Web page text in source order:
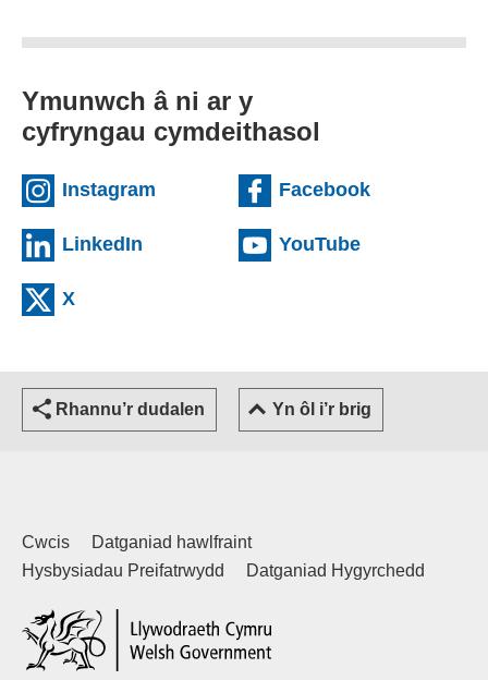
Ymunwch â ni ar y
cyfryngau cymdeithasol
Instagram (external websiteCY)
Facebook(external
LinkedIn (external websiteCY)
YouTube(external
X
Rhannu’r dudalen Yn ôl i’r brig
Cwcis
Datganiad hawlfraint
Hysbysiadau Preifatrwydd
Datganiad Hygyrchedd